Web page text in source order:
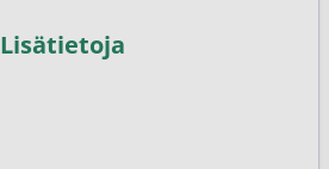
Lisätietoja